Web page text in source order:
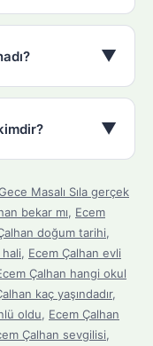
▼
▼
Masalı Sıla gerçek
bekar mı, Ecem
doğum tarihi,
, Ecem Çalhan evli
Çalhan hangi okul
kaç yaşındadır,
oldu, Ecem Çalhan
Çalhan sevgilisi,